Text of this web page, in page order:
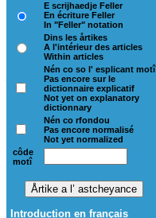
E scrijhaedje Feller
En écriture Feller
In "Feller" notation
Dins les årtikes
A l'intérieur des articles
Within articles
Nén co so l' esplicant motî
Pas encore sur le
dictionnaire explicatif
Not yet on explanatory
dictionnary
Nén co rfondou
Pas encore normalisé
Not yet normalized
côde
motî
Introduction en français